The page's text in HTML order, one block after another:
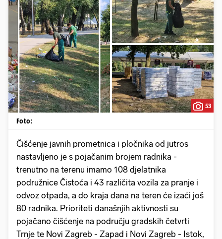
53
Foto:
Čišćenje javnih prometnica i pločnika od jutros
nastavljeno je s pojačanim brojem radnika -
trenutno na terenu imamo 108 djelatnika
podružnice Čistoća i 43 različita vozila za pranje i
odvoz otpada, a do kraja dana na teren će izaći još
80 radnika. Prioriteti današnjih aktivnosti su
pojačano čišćenje na području gradskih četvrti
Trnje te Novi Zagreb - Zapad i Novi Zagreb - Istok,